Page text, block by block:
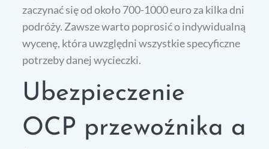
zaczynać się od około 700-1000 euro za kilka dni
podróży. Zawsze warto poprosić o indywidualną
wycenę, która uwzględni wszystkie specyficzne
potrzeby danej wycieczki.
Ubezpieczenie
OCP przewoźnika a